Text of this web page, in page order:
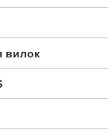
вилок